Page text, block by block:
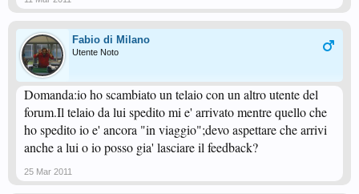
Fabio di Milano
Utente Noto
Domanda:io ho scambiato un telaio con un altro utente del
forum.Il telaio da lui spedito mi e' arrivato mentre quello che
ho spedito io e' ancora "in viaggio";devo aspettare che arrivi
anche a lui o io posso gia' lasciare il feedback?
25 Mar 2011